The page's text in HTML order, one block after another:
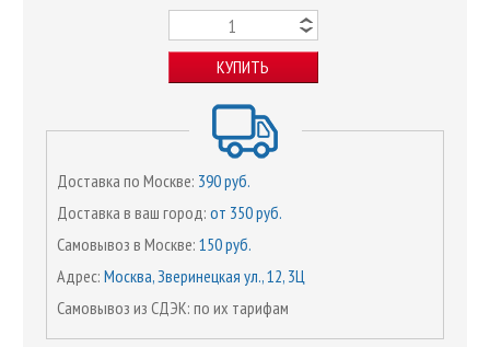
КУПИТЬ
Доставка по Москве: 390 руб.
Доставка в ваш город: от 350 руб.
Самовывоз в Москве: 150 руб.
Адрес: Москва, Зверинецкая ул., 12, 3Ц
Самовывоз из СДЭК: по их тарифам